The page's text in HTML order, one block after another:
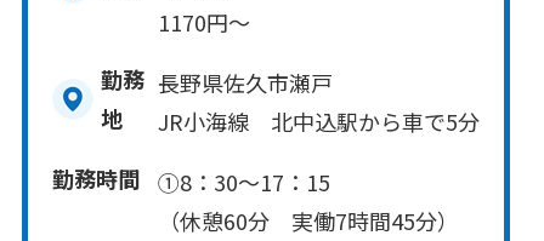
1170円～
勤務
地
長野県佐久市瀬戸
JR小海線 北中込駅から車で5分
勤務時間 ①8：30～17：15
（休憩60分 実働7時間45分）